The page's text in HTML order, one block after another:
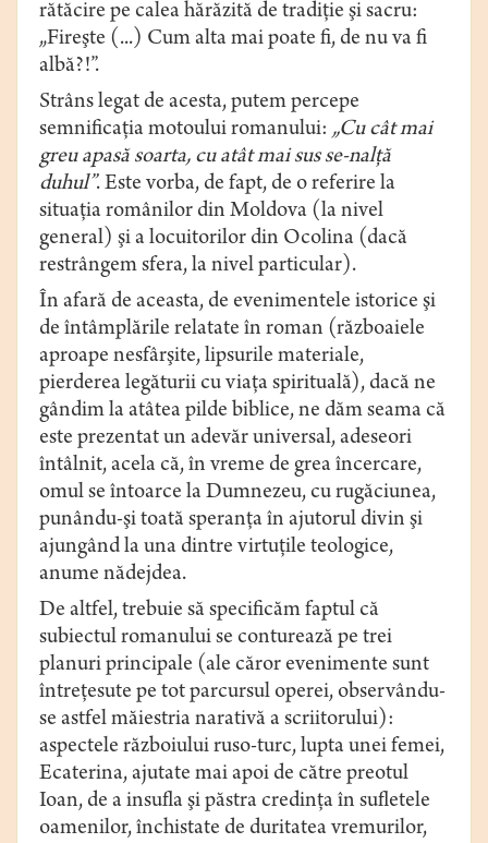
rătăcire pe calea hărăzită de tradiţie şi sacru:
„Fireşte (...) Cum alta mai poate fi, de nu va fi
albă?!”.
Strâns legat de acesta, putem percepe
semnificaţia motoului romanului:„Cu cât mai
greu apasă soarta, cu atât mai sus se-nalţă
duhul”. Este vorba, de fapt, de o referire la
situaţia românilor din Moldova (la nivel
general) şi a locuitorilor din Ocolina (dacă
restrângem sfera, la nivel particular).
În afară de aceasta, de evenimentele istorice şi
de întâmplările relatate în roman (războaiele
aproape nesfârşite, lipsurile materiale,
pierderea legăturii cu viaţa spirituală), dacă ne
gândim la atâtea pilde biblice, ne dăm seama că
este prezentat un adevăr universal, adeseori
întâlnit, acela că, în vreme de grea încercare,
omul se întoarce la Dumnezeu, cu rugăciunea,
punându-şi toată speranţa în ajutorul divin şi
ajungând la una dintre virtuţile teologice,
anume nădejdea.
De altfel, trebuie să specificăm faptul că
subiectul romanului se conturează pe trei
planuri principale (ale căror evenimente sunt
întreţesute pe tot parcursul operei, observându-
se astfel măiestria narativă a scriitorului):
aspectele războiului ruso-turc, lupta unei femei,
Ecaterina, ajutate mai apoi de către preotul
Ioan, de a insufla şi păstra credinţa în sufletele
oamenilor, închistate de duritatea vremurilor,